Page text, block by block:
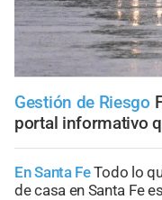
Gestión de Riesgo
portal informativo
En Santa FeTodo lo
de casa en Santa Fe